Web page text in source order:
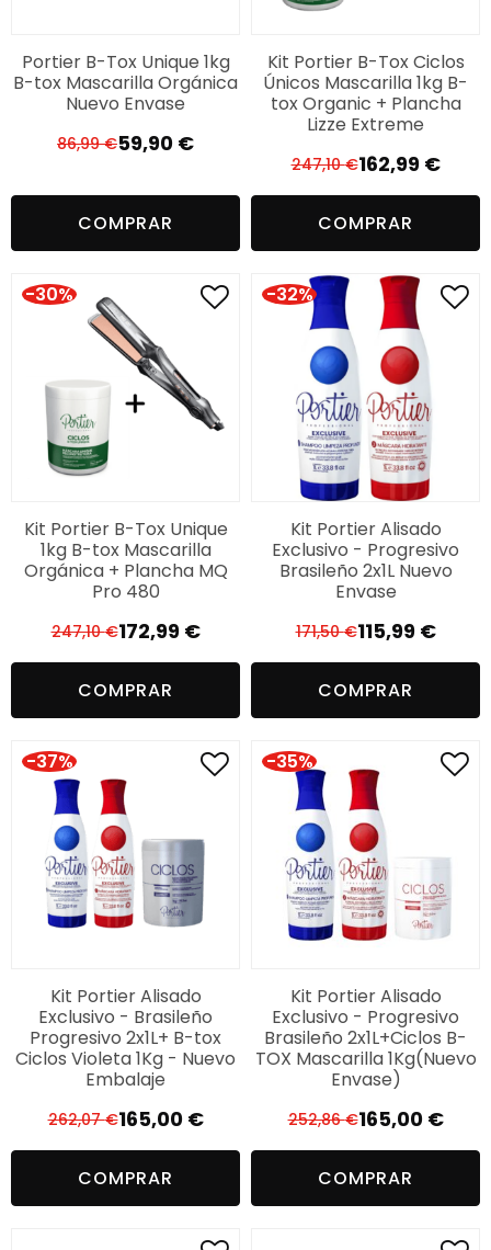
Portier B-Tox Unique 1kg
B-tox Mascarilla Orgánica
Nuevo Envase
86,99€ El
era:
59,90 €
El
es:
COMPRAR
Kit Portier B-Tox Ciclos
Únicos Mascarilla 1kg B-
tox Organic + Plancha
Lizze Extreme
247,10€ El
precio
original
era:
247,10 €.
162,99 €
El
precio
actual
es:
162,99 €.
COMPRAR
-30%
Kit Portier B-Tox Unique
1kg B-tox Mascarilla
Orgánica + Plancha MQ
Pro 480
247,10€ El
precio
original
era:
247,10 €.
172,99 €
El
precio
actual
es:
172,99 €.
COMPRAR
-32%
Kit Portier Alisado
Exclusivo - Progresivo
Brasileño 2x1L Nuevo
Envase
171,50€ El
precio
original
era:
115,99 €
El
precio
actual
es:
COMPRAR
-37%
Kit Portier Alisado
Exclusivo - Brasileño
Progresivo 2x1L+ B-tox
Ciclos Violeta 1Kg - Nuevo
Embalaje
262,07€ El
precio
original
era:
262,07 €.
165,00 €
El
precio
actual
es:
165,00 €.
COMPRAR
-35%
Kit Portier Alisado
Exclusivo - Progresivo
Brasileño 2x1L+Ciclos B-
TOX Mascarilla 1Kg(Nuevo
Envase)
252,86€ El
precio
original
era:
252,86 €.
165,00 €
El
precio
actual
es:
165,00 €.
COMPRAR